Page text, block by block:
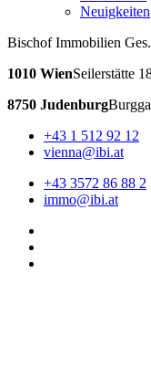
Neuigkeiten
Bischof Immobilien
1010 WienSeilerstätte
8750 Judenburg
+43 1 512 92 12
vienna@ibi.at
+43 3572 86 88 2
immo@ibi.at